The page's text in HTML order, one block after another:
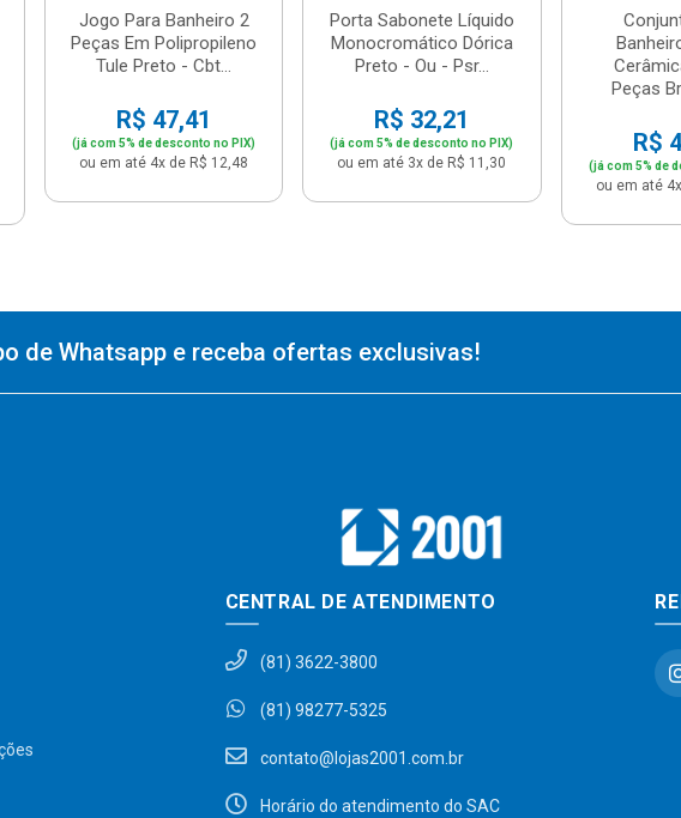
Jogo Para Banheiro 2
Peças Em Polipropileno
Tule Preto - Cbt...
R$ 47,41
(já com 5% de desconto no PIX)
ou em até 4x de R$ 12,48
Porta Sabonete Líquido
Monocromático Dórica
Preto - Ou - Psr...
R$ 32,21
(já com 5% de desconto no PIX)
ou em até 3x de R$ 11,30
Peças
R$
(já com 5% de
ou em até
de Whatsapp e receba ofertas exclusivas!
CENTRAL DE ATENDIMENTO
(81) 3622-3800
(81) 98277-5325
contato@lojas2001.com.br
Horário do atendimento do SAC